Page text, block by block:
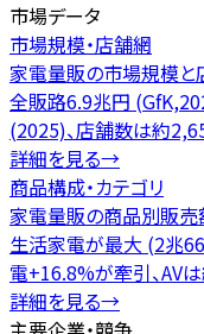
市場データ
市場規模・店舗網
家電量販の市場規模と
全販路6.9兆円
(2025)、店舗数は約
詳細を見る→
商品構成・カテゴリ
家電量販の商品別販売
生活家電が最大 (2兆
電+16.8%が牽引、AV
詳細を見る→